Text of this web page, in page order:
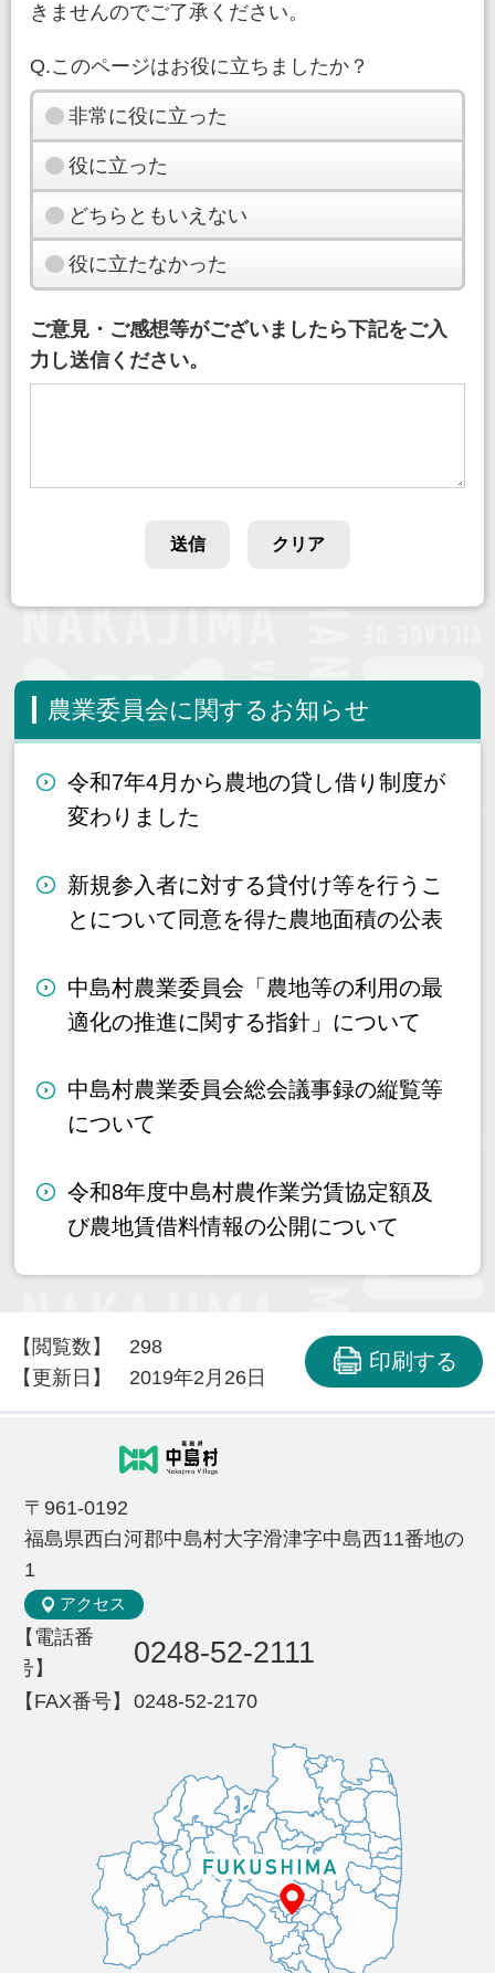
きませんのでご了承ください。
Q.このページはお役に立ちましたか？
非常に役に立った
役に立った
どちらともいえない
役に立たなかった
ご意見・ご感想等がございましたら下記をご入
力し送信ください。
農業委員会に関するお知らせ
令和7年4月から農地の貸し借り制度が
変わりました
新規参入者に対する貸付け等を行うこ
とについて同意を得た農地面積の公表
中島村農業委員会「農地等の利用の最
適化の推進に関する指針」について
中島村農業委員会総会議事録の縦覧等
について
令和8年度中島村農作業労賃協定額及
び農地賃借料情報の公開について
【閲覧数】
298
【更新日】
2019年2月26日
印刷する
〒961-0192
福島県西白河郡中島村大字滑津字中島西11番地の
1
アクセス
【電話番
号】
0248-52-2111
【FAX番号】 0248-52-2170